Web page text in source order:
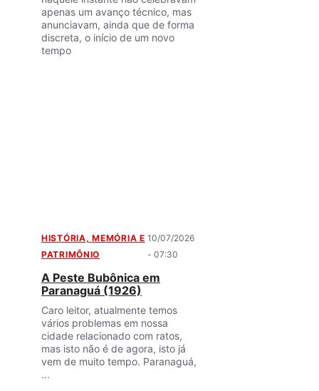
apenas um avanço técnico, mas
anunciavam, ainda que de forma
discreta, o início de um novo
tempo
HISTÓRIA, MEMÓRIA E
PATRIMÔNIO
10/07/2026
- 07:30
A Peste Bubônica em
Paranaguá (1926)
Caro leitor, atualmente temos
vários problemas em nossa
cidade relacionado com ratos,
mas isto não é de agora, isto já
vem de muito tempo. Paranaguá,
...